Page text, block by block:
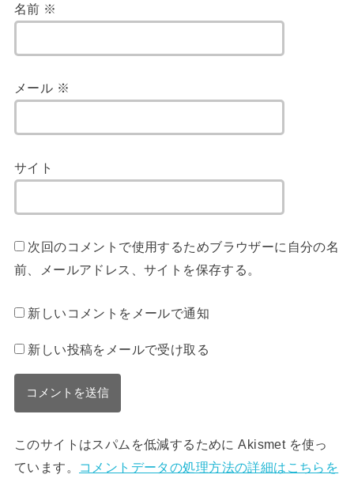
名前 ※
メール ※
サイト
次回のコメントで使用するためブラウザーに自分の名
前、メールアドレス、サイトを保存する。
新しいコメントをメールで通知
新しい投稿をメールで受け取る
このサイトはスパムを低減するために Akismet を使っ
ています。
コメントデータの処理方法の詳細はこちらを